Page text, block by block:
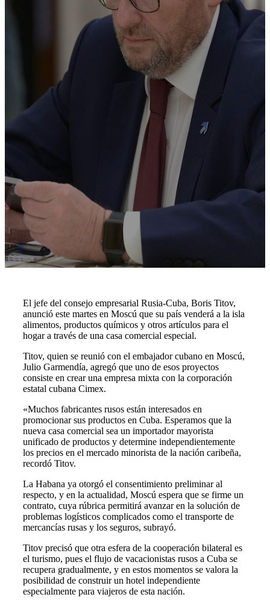
El jefe del consejo empresarial Rusia-Cuba, Boris Titov,
anunció este martes en Moscú que su país venderá a la isla
alimentos, productos químicos y otros artículos para el
hogar a través de una casa comercial especial.
Titov, quien se reunió con el embajador cubano en Moscú,
Julio Garmendía, agregó que uno de esos proyectos
consiste en crear una empresa mixta con la corporación
estatal cubana Cimex.
«Muchos fabricantes rusos están interesados en
promocionar sus productos en Cuba. Esperamos que la
nueva casa comercial sea un importador mayorista
unificado de productos y determine independientemente
los precios en el mercado minorista de la nación caribeña,
recordó Titov.
La Habana ya otorgó el consentimiento preliminar al
respecto, y en la actualidad, Moscú espera que se firme un
contrato, cuya rúbrica permitirá avanzar en la solución de
problemas logísticos complicados como el transporte de
mercancías rusas y los seguros, subrayó.
Titov precisó que otra esfera de la cooperación bilateral es
el turismo, pues el flujo de vacacionistas rusos a Cuba se
recupera gradualmente, y en estos momentos se valora la
posibilidad de construir un hotel independiente
especialmente para viajeros de esta nación.